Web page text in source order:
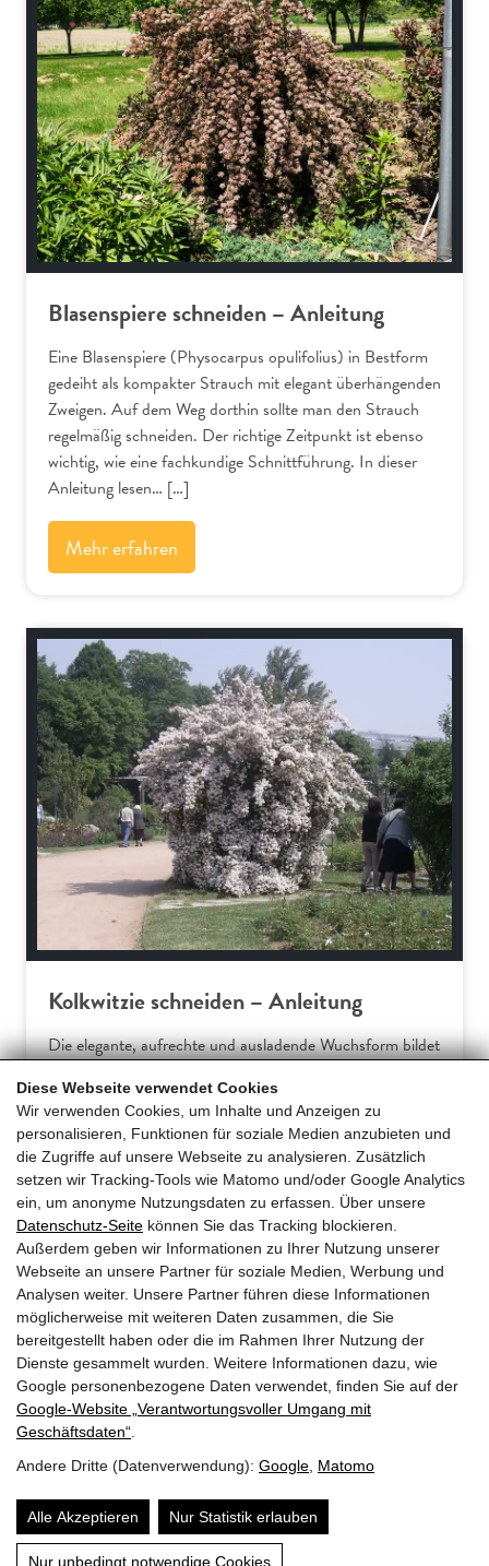
Diese Webseite verwendet Cookies
Wir verwenden Cookies, um Inhalte und Anzeigen zu
personalisieren, Funktionen für soziale Medien anzubieten und
die Zugriffe auf unsere Webseite zu analysieren. Zusätzlich
setzen wir Tracking-Tools wie Matomo und/oder Google Analytics
ein, um anonyme Nutzungsdaten zu erfassen. Über unsere
Datenschutz-Seite können Sie das Tracking blockieren.
Außerdem geben wir Informationen zu Ihrer Nutzung unserer
Webseite an unsere Partner für soziale Medien, Werbung und
Analysen weiter. Unsere Partner führen diese Informationen
möglicherweise mit weiteren Daten zusammen, die Sie
bereitgestellt haben oder die im Rahmen Ihrer Nutzung der
Dienste gesammelt wurden. Weitere Informationen dazu, wie
Google personenbezogene Daten verwendet, finden Sie auf der
Google‑Website „Verantwortungsvoller Umgang mit
Geschäftsdaten“
Andere Dritte (Datenverwendung): Google Matomo
Alle Akzeptieren Nur Statistik erlauben
Nur unbedingt notwendige Cookies
Inhalt
Blasenspiere schneiden – Anleitung
Eine Blasenspiere (Physocarpus opulifolius) in Bestform
gedeiht als kompakter Strauch mit elegant überhängenden
Zweigen. Auf dem Weg dorthin sollte man den Strauch
regelmäßig schneiden. Der richtige Zeitpunkt ist ebenso
wichtig, wie eine fachkundige Schnittführung. In dieser
Anleitung lesen… […]
Mehr erfahren
Schnitt-Anleitungen
Kolkwitzie schneiden – Anleitung
Die elegante, aufrechte und ausladende Wuchsform bildet
Blütenpracht ist es ratsam, an Kolkwitzien alle paar Jahre
mit der Gartenschere regulierend einzugreifen. Sogar ein
Radikalschnitt ist problemlos möglich. In dieser Anleitung
erfahren… […]
Mehr erfahren
Impressum Datenschutz
Website by